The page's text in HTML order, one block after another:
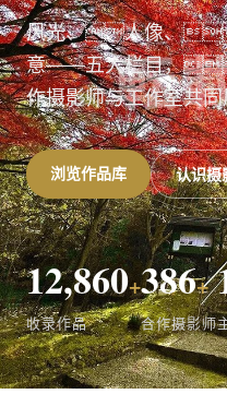
风光、人像、
意——五大栏目，
作摄影师与工作室共
浏览作品库 认识摄
12,860+
收录作品
386+
合作摄影师